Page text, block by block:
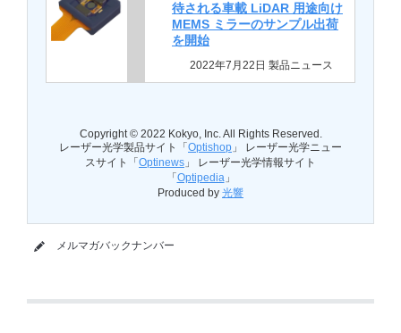
待される車載 LiDAR 用途向け
MEMS ミラーのサンプル出荷
を開始
2022年7月22日 製品ニュース
Copyright © 2022 Kokyo, Inc. All Rights Reserved.
レーザー光学製品サイト「 Optishop 」 レーザー光学ニュー
スサイト「 Optinews 」 レーザー光学情報サイト
「 Optipedia」
Produced by 光響
メルマガバックナンバー